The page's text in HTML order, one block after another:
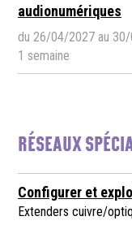
audionumériques
du 26/04/2027 au
1 semaine
RÉSEAUX
Configurer et
Extenders cuivre/